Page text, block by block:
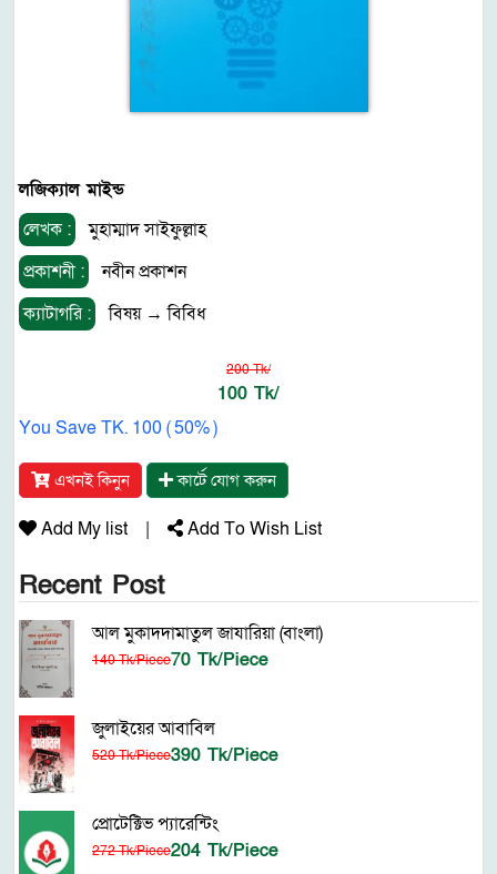
লজিক্যাল মাইন্ড
লেখক :
মুহাম্মাদ সাইফুল্লাহ
প্রকাশনী :
নবীন প্রকাশন
ক্যাটাগরি :
বিষয়→বিবিধ
200 Tk/
100 Tk/
You Save TK. 100 ( 50% )
এখনই কিনুন কার্টে যোগ করুন
Add My list | Add To Wish List
Recent Post
আল মুকাদদামাতুল জাযারিয়া (বাংলা)
140 Tk/Piece70 Tk/Piece
জুলাইয়ের আবাবিল
520 Tk/Piece390 Tk/Piece
প্রোটেক্টিভ প্যারেন্টিং
272 Tk/Piece204 Tk/Piece